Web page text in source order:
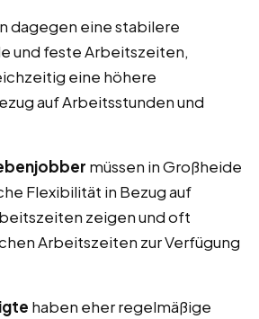
dagegen eine stabilere
und feste Arbeitszeiten,
eine höhere
auf Arbeitsstunden und
müssen in Großheide
Flexibilität in Bezug auf
zeigen und oft
Arbeitszeiten zur Verfügung
haben eher regelmäßige